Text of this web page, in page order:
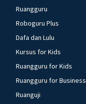
Ruangguru
Roboguru Plus
Dafa dan Lulu
Kursus for Kids
Ruangguru for Kids
Ruangguru for Business
Ruanguji